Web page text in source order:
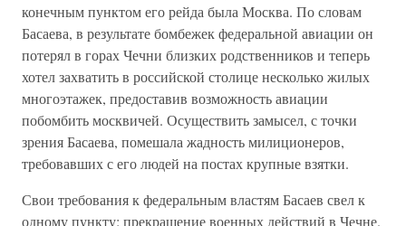
конечным пунктом его рейда была Москва. По словам
Басаева, в результате бомбежек федеральной авиации он
потерял в горах Чечни близких родственников и теперь
хотел захватить в российской столице несколько жилых
многоэтажек, предоставив возможность авиации
побомбить москвичей. Осуществить замысел, с точки
зрения Басаева, помешала жадность милиционеров,
требовавших с его людей на постах крупные взятки.
Свои требования к федеральным властям Басаев свел к
одному пункту: прекращение военных действий в Чечне.